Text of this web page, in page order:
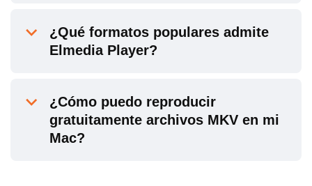
¿Qué formatos populares admite
Elmedia Player?
¿Cómo puedo reproducir
gratuitamente archivos MKV en mi
Mac?